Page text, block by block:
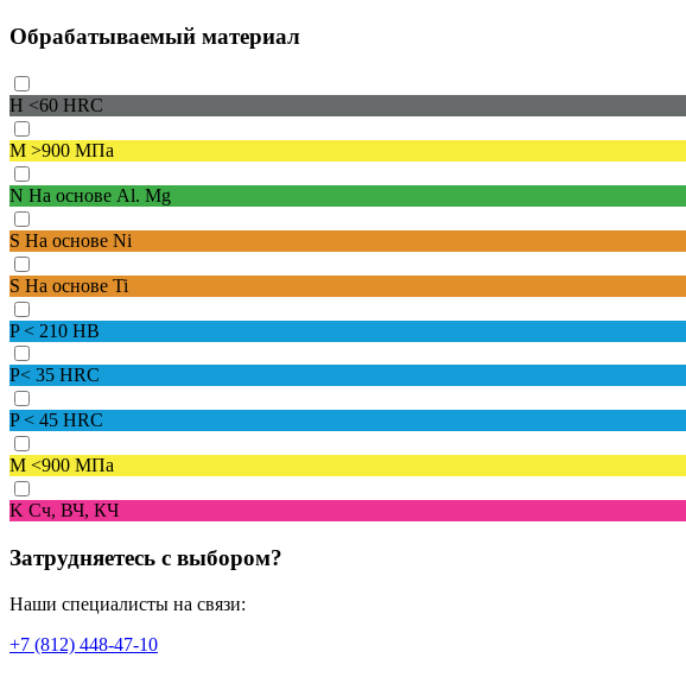
Обрабатываемый материал
H <60 HRC
M >900 МПа
N На основе Al. Mg
S На основе Ni
S На основе Ti
P< 210 HB
P< 35 HRC
P< 45 HRC
M <900 МПа
K Сч, ВЧ, КЧ
Затрудняетесь с выбором?
Наши специалисты на связи:
+7 (812) 448-47-10